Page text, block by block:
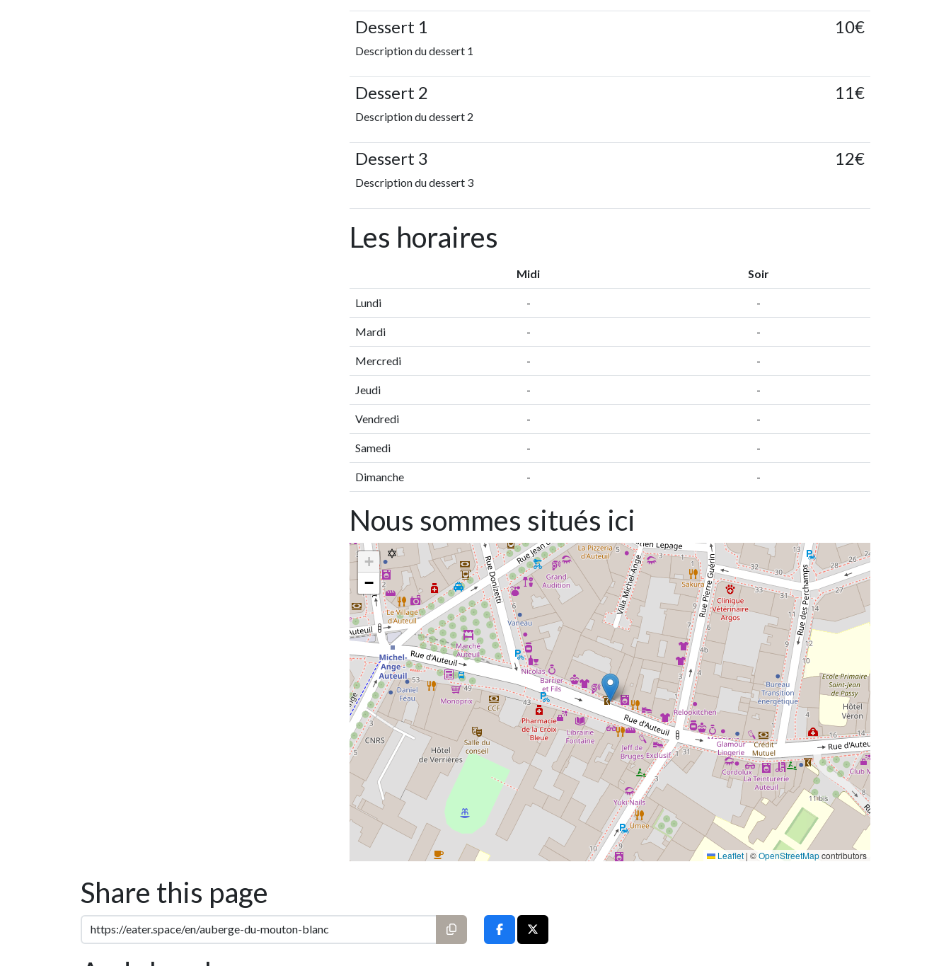
Dessert 1
Description du dessert 1
10€
Dessert 2
Description du dessert 2
11€
Dessert 3
Description du dessert 3
12€
Les horaires
Midi Soir
Lundi - -
Mardi - -
Mercredi - -
Jeudi - -
Vendredi - -
Samedi - -
Dimanche - -
Nous sommes situés ici
+
−
Leaflet | ©OpenStreetMapcontributors
Share this page